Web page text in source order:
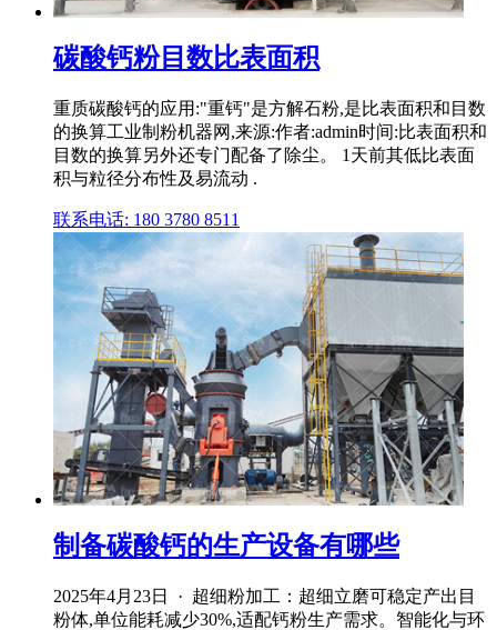
碳酸钙粉目数比表面积
重质碳酸钙的应用:"重钙"是方解石粉,是比表面积和目数
的换算工业制粉机器网,来源:作者:admin时间:比表面积和
目数的换算另外还专门配备了除尘。 1天前其低比表面
积与粒径分布性及易流动 .
联系电话: 180 3780 8511
制备碳酸钙的生产设备有哪些
2025年4月23日 · 超细粉加工：超细立磨可稳定产出目
粉体,单位能耗减少30%,适配钙粉生产需求。智能化与环